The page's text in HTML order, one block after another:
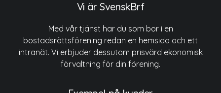
Vi är SvenskBrf
Med vår tjänst har du som bor i en
bostadsrättsförening redan en hemsida och ett
intranät. Vi erbjuder dessutom prisvärd ekonomisk
förvaltning för din förening.